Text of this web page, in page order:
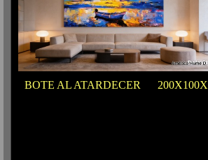
BOTE AL ATARDECER 200X100X